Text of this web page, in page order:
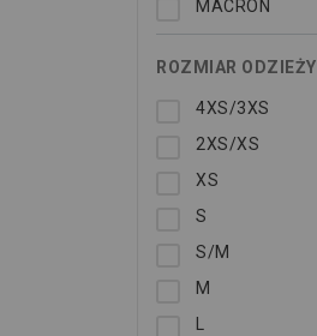
MACRON
ROZMIAR ODZIEŻY
4XS/3XS
2XS/XS
XS
S
S/M
M